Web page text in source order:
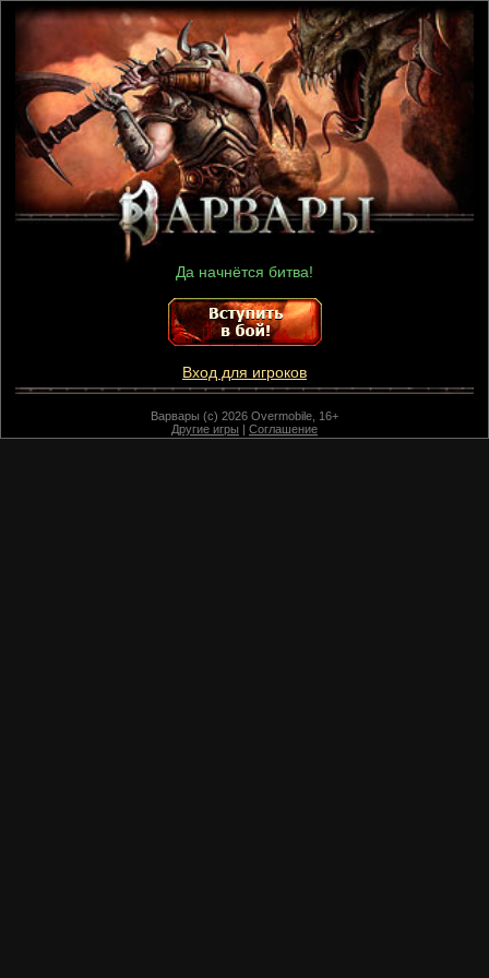
Да начнётся битва!
Вход для игроков
Варвары (c) 2026 Overmobile, 16+
Другие игры | Соглашение